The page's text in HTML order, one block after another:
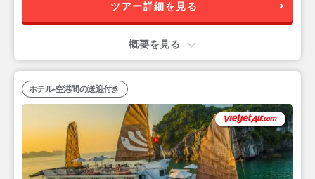
ツアー詳細を見る
概要を見る
ホテル-空港間の送迎付き